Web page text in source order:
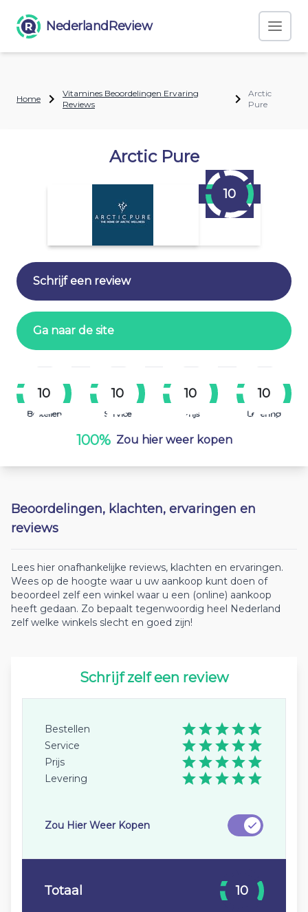
NederlandReview
Home
Vitamines Beoordelingen Ervaring
Reviews
Arctic
Pure
Arctic Pure
10
Schrijf een review
Ga naar de site
10
Bestellen
10
Service
10
Prijs
10
Levering
100% Zou hier weer kopen
Beoordelingen, klachten, ervaringen en
reviews
Lees hier onafhankelijke reviews, klachten en ervaringen.
Wees op de hoogte waar u uw aankoop kunt doen of
beoordeel zelf een winkel waar u een (online) aankoop
heeft gedaan. Zo bepaalt tegenwoordig heel Nederland
zelf welke winkels slecht en goed zijn!
Schrijf zelf een review
Bestellen
Service
Prijs
Levering
Zou Hier Weer Kopen
Totaal 10